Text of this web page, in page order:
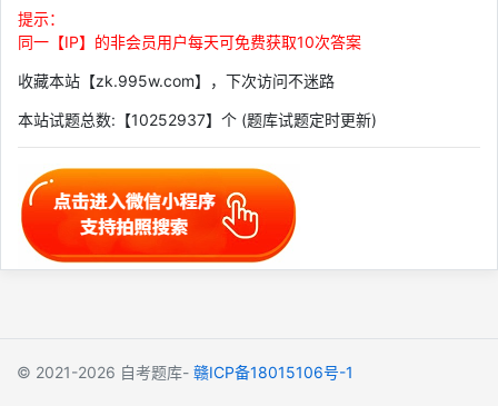
提示：
同一【IP】的非会员用户每天可免费获取10次答案
收藏本站【zk.995w.com】，下次访问不迷路
本站试题总数:【10252937】个 (题库试题定时更新)
© 2021-2026 自考题库- 赣ICP备18015106号-1